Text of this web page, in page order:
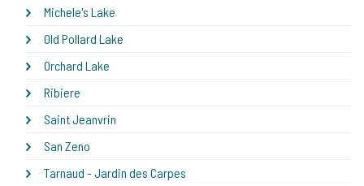
Michele's Lake
Old Pollard Lake
Orchard Lake
Ribiere
Saint Jeanvrin
San Zeno
Tarnaud - Jardin des Carpes